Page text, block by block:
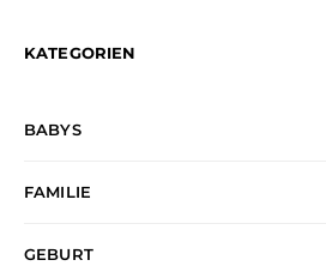
KATEGORIEN
BABYS
FAMILIE
GEBURT